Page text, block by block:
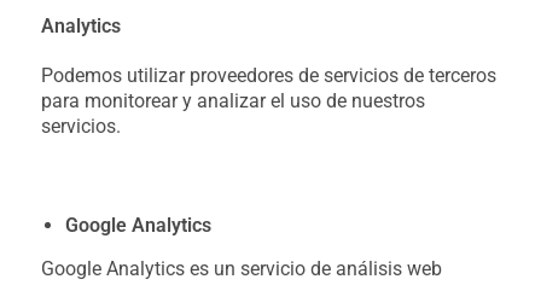
Analytics
Podemos utilizar proveedores de servicios de terceros
para monitorear y analizar el uso de nuestros
servicios.
Google Analytics
Google Analytics es un servicio de análisis web